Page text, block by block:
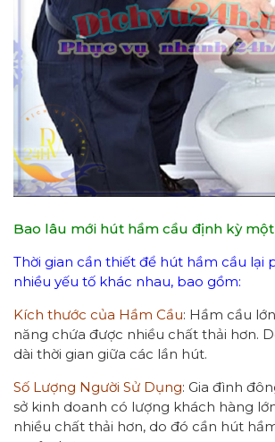
Bao lâu mới hút hầm cầu định kỳ một
Thời gian cần thiết để hút hầm cầu lại
nhiều yếu tố khác nhau, bao gồm:
Kích thước của Hầm Cầu: Hầm cầu
năng chứa được nhiều chất thải hơn.
dài thời gian giữa các lần hút.
Số Lượng Người Sử Dụng: Gia đình
sở kinh doanh có lượng khách hàng
nhiều chất thải hơn, do đó cần hút